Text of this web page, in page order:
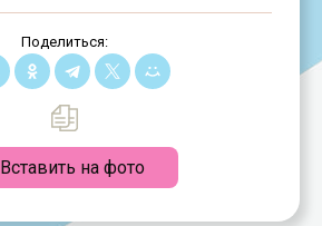
Поделиться:
Вставить на фото